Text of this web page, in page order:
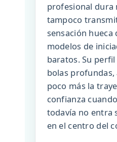
profesional dura
tampoco
sensación hueca
modelos de
baratos. Su
bolas
poco más la
confianza
todavía no entra
en el centro del